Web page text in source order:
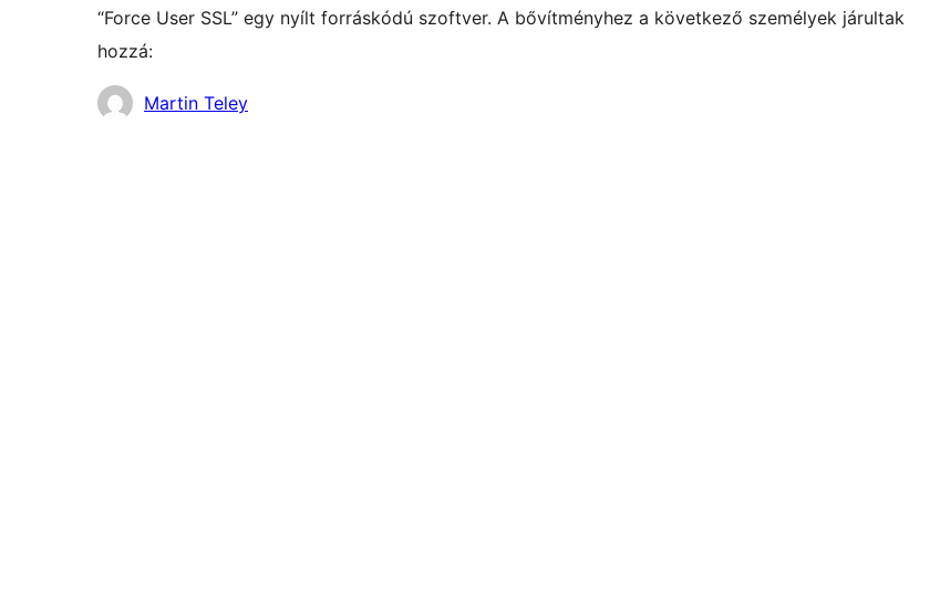
“Force User SSL” egy nyílt forráskódú szoftver. A bővítményhez a következő személyek járultak
hozzá:
Közreműködők
Martin Teley